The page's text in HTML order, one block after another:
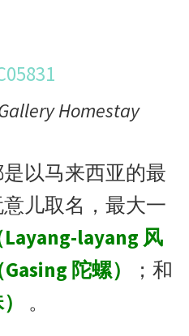
Homestay
以马来西亚的最
儿取名，最大一
layang 风
陀螺）
；和
。